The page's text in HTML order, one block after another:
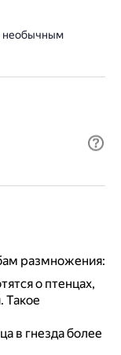
необычным
размножения:
о птенцах,
Такое
в гнезда более